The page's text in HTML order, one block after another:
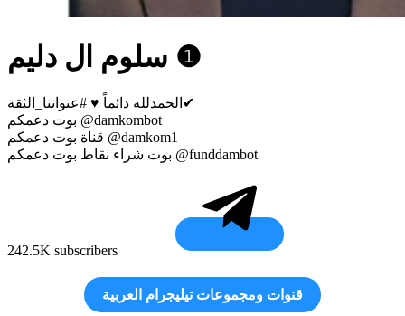
سلوم ال دليم ❶
الحمدلله دائماً ♥ #عنواننا_الثقة✔
بوت دعمكم @damkombot
قناة بوت دعمكم @damkom1
بوت شراء نقاط بوت دعمكم @funddambot
242.5K subscribers
قنوات ومجموعات تيليجرام العربية